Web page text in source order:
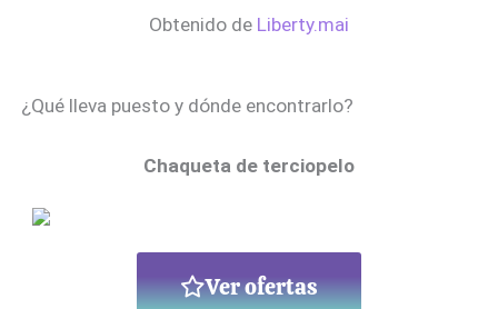
Obtenido de Liberty.mai
¿Qué lleva puesto y dónde encontrarlo?
Chaqueta de terciopelo
Ver ofertas